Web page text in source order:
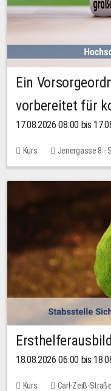
Ein
vorbereitet für
17.08.2026 08:00 bis
Kurs Jenergasse 8 -
18.08.2026 06:00 bis
Kurs Carl-Zeiß-